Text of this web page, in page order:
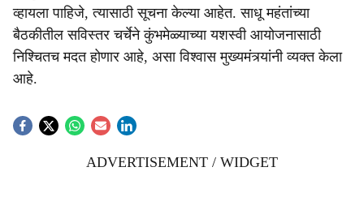
व्हायला पाहिजे, त्यासाठी सूचना केल्या आहेत. साधू महंतांच्या
बैठकीतील सविस्तर चर्चेने कुंभमेळ्याच्या यशस्वी आयोजनासाठी
निश्चितच मदत होणार आहे, असा विश्वास मुख्यमंत्र्यांनी व्यक्त केला
आहे.
ADVERTISEMENT / WIDGET